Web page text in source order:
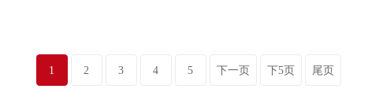
1 2 3 4 5 下一页 下5页 尾页